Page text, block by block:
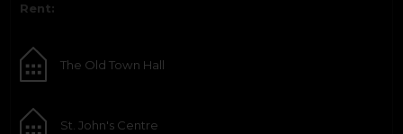
Rent:
The Old Town Hall
St. John's Centre